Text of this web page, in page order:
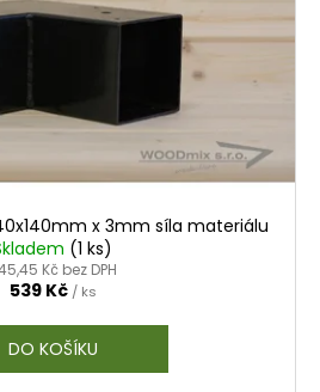
x 3mm síla materiálu
(1 ks)
Kč bez DPH
539 Kč / ks
DO KOŠÍKU